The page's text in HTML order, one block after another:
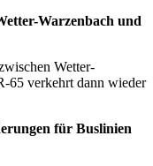
Warzenbach und
Wetter-
65 verkehrt dann wieder
für Buslinien